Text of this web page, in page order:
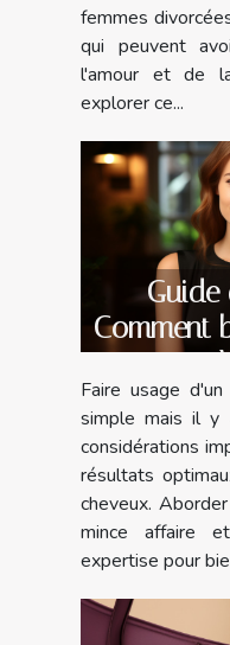
femmes
qui peuvent
l'amour et de
explorer ce...
Guide
Comment
Faire usage
simple mais il y
considérations
résultats
cheveux.
mince affaire
expertise pour